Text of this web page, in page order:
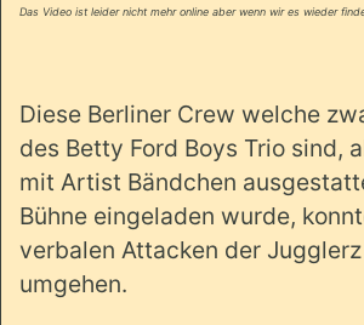
Das Video ist leider nicht mehr online aber wenn wir es wieder
Diese Berliner Crew welche
des Betty Ford Boys Trio sind,
mit Artist Bändchen
Bühne eingeladen wurde,
verbalen Attacken der
umgehen.